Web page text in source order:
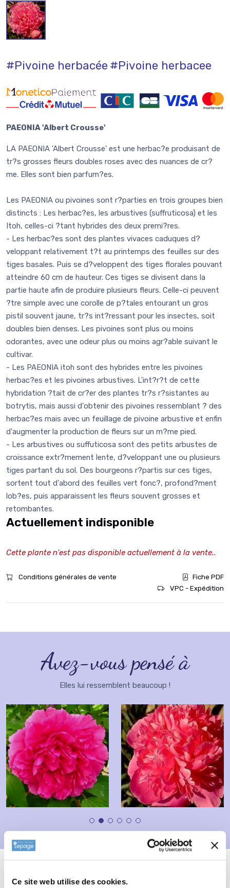
Ce site web utilise des cookies.
#Pivoine herbacée#Pivoine herbacee
PAEONIA 'Albert Crousse'
LA PAEONIA 'Albert Crousse' est une herbac?e produisant de
tr?s grosses fleurs doubles roses avec des nuances de cr?
me. Elles sont bien parfum?es.
Les PAEONIA ou pivoines sont r?parties en trois groupes bien
distincts : Les herbac?es, les arbustives (suffruticosa) et les
Itoh, celles-ci ?tant hybrides des deux premi?res.
- Les herbac?es sont des plantes vivaces caduques d?
veloppant relativement t?t au printemps des feuilles sur des
tiges basales. Puis se d?veloppent des tiges florales pouvant
atteindre 60 cm de hauteur. Ces tiges se divisent dans la
partie haute afin de produire plusieurs fleurs. Celle-ci peuvent
?tre simple avec une corolle de p?tales entourant un gros
pistil souvent jaune, tr?s int?ressant pour les insectes, soit
doubles bien denses. Les pivoines sont plus ou moins
odorantes, avec une odeur plus ou moins agr?able suivant le
cultivar.
- Les PAEONIA itoh sont des hybrides entre les pivoines
herbac?es et les pivoines arbustives. L'int?r?t de cette
hybridation ?tait de cr?er des plantes tr?s r?sistantes au
botrytis, mais aussi d'obtenir des pivoines ressemblant ? des
herbac?es mais avec un feuillage de pivoine arbustive et enfin
d'augmenter la production de fleurs sur un m?me pied.
- Les arbustives ou suffuticosa sont des petits arbustes de
croissance extr?mement lente, d?veloppant une ou plusieurs
tiges partant du sol. Des bourgeons r?partis sur ces tiges,
sortent tout d'abord des feuilles vert fonc?, profond?ment
lob?es, puis apparaissent les fleurs souvent grosses et
retombantes.
Actuellement indisponible
Cette plante n'est pas disponible actuellement à la vente..
Conditions générales de vente
Fiche PDF
VPC - Expédition
Avez-vous pensé à
Elles lui ressemblent beaucoup !
Description Fiche technique
Informations complémentaires